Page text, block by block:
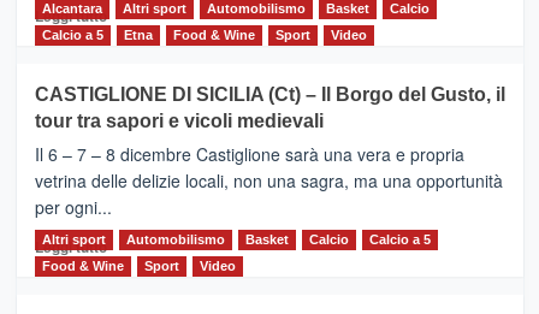
Leggi tutto Leggi
MOIO
ALCANTARA
–
Vivicittà,
alla
scoperta
del
territorio,
Alcantara Altri sport Automobilismo Basket
Calcio
Calcio a 5
Etna Food & Wine Sport Video
CASTIGLIONE DI SICILIA (Ct) – Il Borgo del Gusto, il
tour tra sapori e vicoli medievali
Il 6 – 7 – 8 dicembre Castiglione sarà una vera e propria
vetrina delle delizie locali, non una sagra, ma una opportunità
per ogni...
Leggi tuttoLeggi
di
Altri sport Automobilismo Basket Calcio
Calcio a 5
Food & Wine
Sport Video